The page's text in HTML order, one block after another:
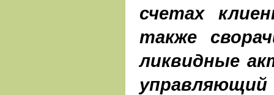
счетах
также
ликвидные